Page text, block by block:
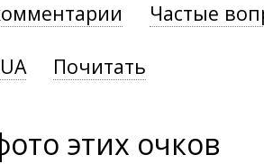
Частые
Почитать
этих очков